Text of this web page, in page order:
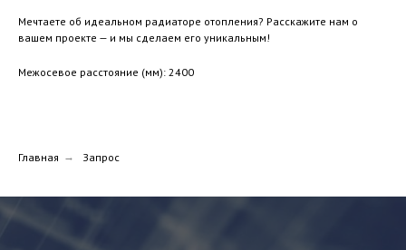
Мечтаете об идеальном радиаторе отопления? Расскажите нам о
вашем проекте — и мы сделаем его уникальным!
Межосевое расстояние (мм): 2400
Главная → Запрос